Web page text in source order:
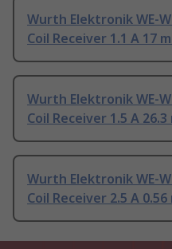
Wurth Elektronik WE-
Coil Receiver 1.1 A 17
Wurth Elektronik WE-
Coil Receiver 1.5 A 26.3
Wurth Elektronik WE-
Coil Receiver 2.5 A 0.56